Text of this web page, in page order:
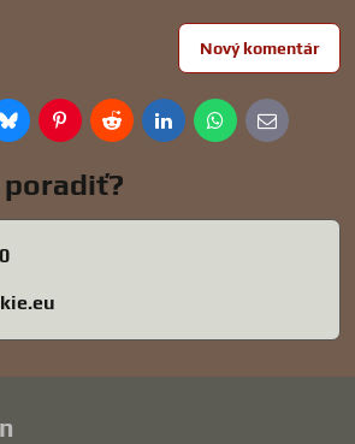
Nový komentár
BlueskyPinterestRedditLinkedInWhatsApp
E-
mail